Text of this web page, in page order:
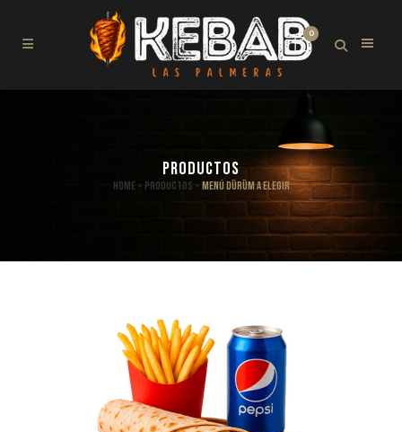
0
PRODUCTOS
Home> Productos >Menú Dürüm a elegir